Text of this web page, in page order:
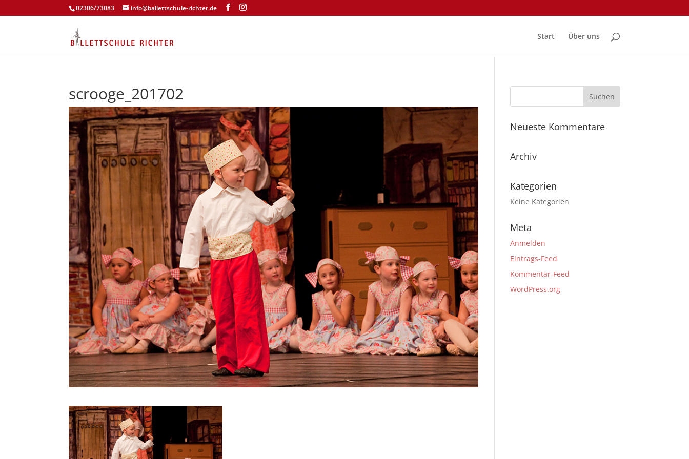
02306/73083 info@ballettschule-richter.de
Start Über uns
scrooge_201702
Neueste Kommentare
Archiv
Kategorien
Keine Kategorien
Meta
Anmelden
Eintrags-Feed
Kommentar-Feed
WordPress.org